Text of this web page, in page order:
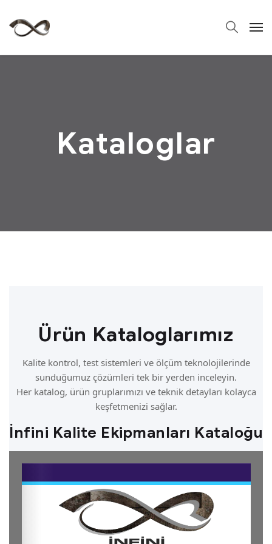
Kataloglar
Ürün Kataloglarımız
Kalite kontrol, test sistemleri ve ölçüm teknolojilerinde
sunduğumuz çözümleri tek bir yerden inceleyin.
Her katalog, ürün gruplarımızı ve teknik detayları kolayca
keşfetmenizi sağlar.
İnfini Kalite Ekipmanları Kataloğu